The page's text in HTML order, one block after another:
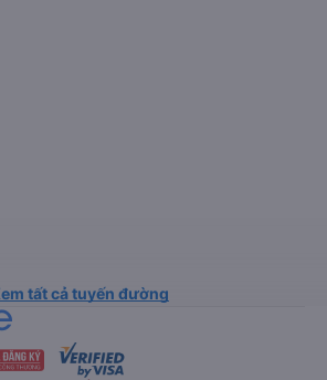
tất cả tuyến đường